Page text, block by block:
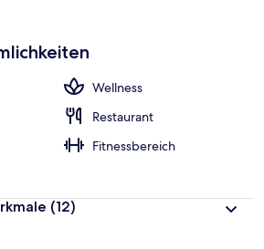
Wellness
Restaurant
Fitnessbereich
(12)